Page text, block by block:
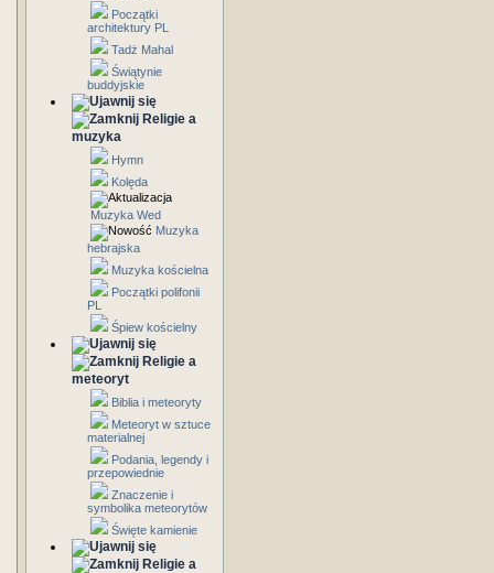
Początki
architektury PL
Tadż Mahal
Świątynie
buddyjskie
Religie a
muzyka
Hymn
Kolęda
Muzyka Wed
Muzyka
hebrajska
Muzyka kościelna
Początki polifonii
PL
Śpiew kościelny
Religie a
meteoryt
Biblia i meteoryty
Meteoryt w sztuce
materialnej
Podania, legendy i
przepowiednie
Znaczenie i
symbolika meteorytów
Święte kamienie
Religie a